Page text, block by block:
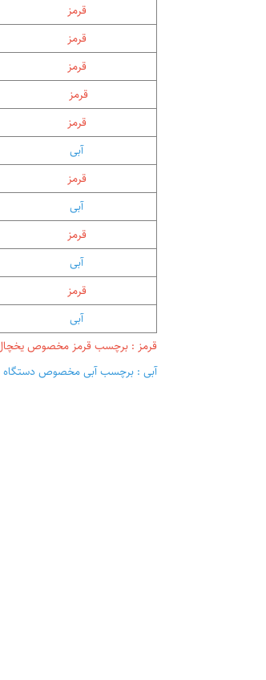
قرمز
قرمز
قرمز
قرمز
قرمز
آبی
قرمز
آبی
قرمز
آبی
قرمز
آبی
قرمز : برچسب قرمز مخصوص
آبی : برچسب آبی مخصوص دستگاه